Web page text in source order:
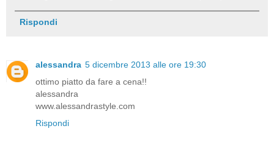
Rispondi
alessandra 5 dicembre 2013 alle ore 19:30
ottimo piatto da fare a cena!!
alessandra
www.alessandrastyle.com
Rispondi